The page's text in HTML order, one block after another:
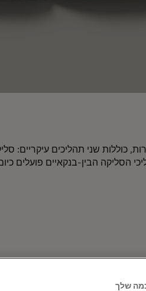
כוללות שני תהליכים עיקריים:
הסליקה הבין-בנקאיים פועלים